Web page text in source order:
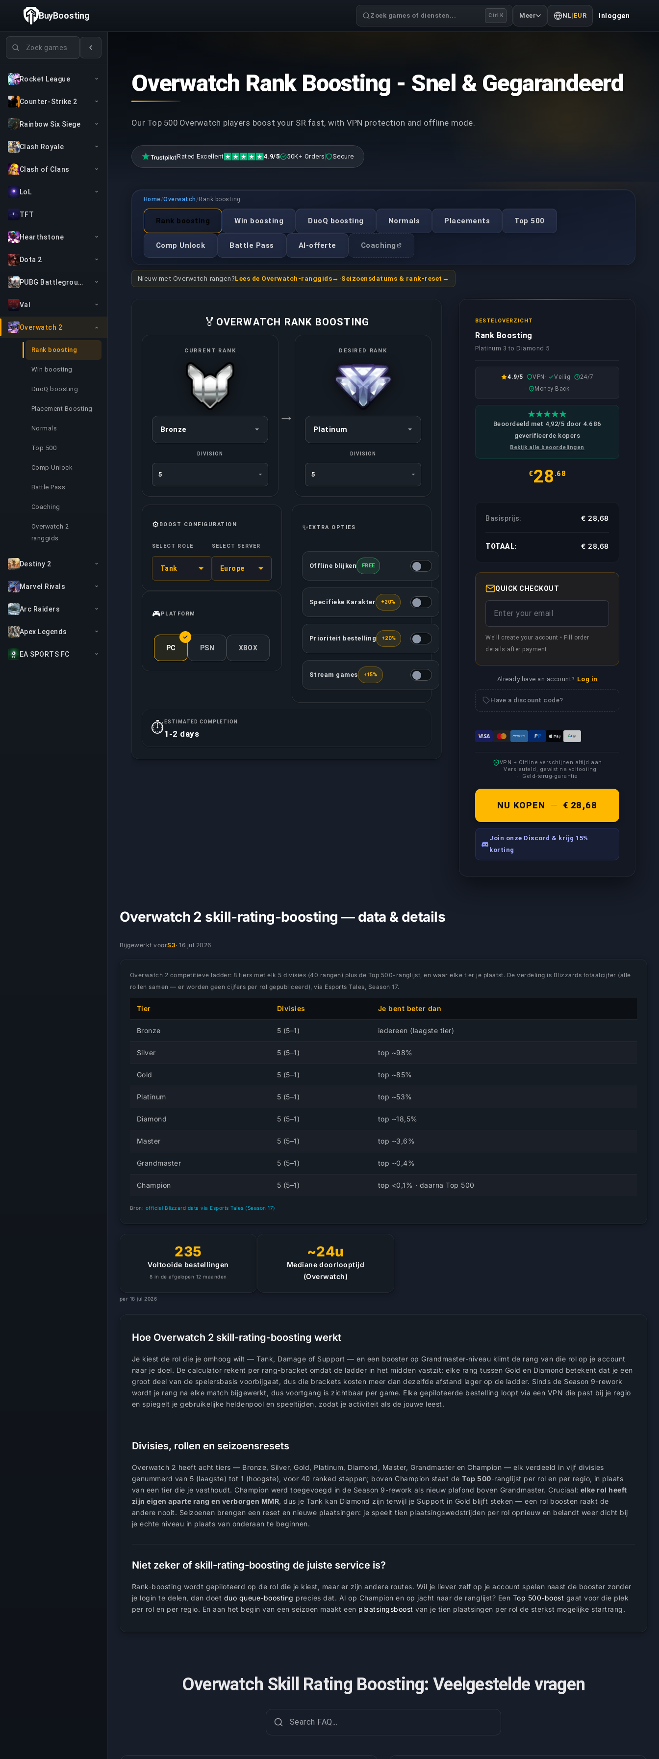
Games zoeken
Rocket League
Counter-Strike 2
Rainbow Six Siege
Clash Royale
Clash of Clans
LoL
TFT
Hearthstone
Dota 2
PUBG Battlegrounds
Val
Overwatch 2
Rank boosting
Win boosting
DuoQ boosting
Placement Boosting
Normals
Top 500
Comp Unlock
Battle Pass
Coaching
Overwatch 2
ranggids
Destiny 2
Marvel Rivals
Arc Raiders
Apex Legends
EA SPORTS FC
BuyBoosting Zoek games of diensten... Ctrl K Meer NL| EUR Inloggen
Overwatch Rank Boosting - Snel & Gegarandeerd
Our Top 500 Overwatch players boost your SR fast, with VPN protection and offline mode.
Rated Excellent 4.9/5 50K+ Orders Secure
Home /Overwatch/ Rank boosting
Rank boosting Win boosting DuoQ boosting Normals Placements Top 500
Comp Unlock Battle Pass AI-offerte Coaching
Nieuw met Overwatch-rangen?Lees de Overwatch-ranggids ·Seizoensdatums & rank-reset
🏅 OVERWATCH RANK BOOSTING
CURRENT RANK
DIVISION
→
DESIRED RANK
DIVISION
⚙️ BOOST CONFIGURATION
SELECT ROLE
Tank
SELECT SERVER
Europe
🎮PLATFORM
PC PSN XBOX
✨EXTRA OPTIES
Deze optie zorgt ervoor dat jouw account offline staat in de chat, zo kunnen jouw vrienden
Offline blijken FREE
Jij mag beslissen welke karakters jouw toegewezen booster zal spelen terwijl hij jouw account
Specifieke Karakter +20%
Deze optie voorziet dat jouw bestelling met hoge prioriteit zal behandeld worden, dus
Prioriteit bestelling +20%
Jouw toegewezen booster zal alle games recorden/live streamen, afhankelijk van jouw
Stream games +15%
⏱️ ESTIMATED COMPLETION
1-2 days
BESTELOVERZICHT
Rank Boosting
Platinum 3 to Diamond 5
4.9/5 VPN Veilig
24/7
Money-Back
Beoordeeld met 4,92/5 door 4.686
geverifieerde kopers
Bekijk alle beoordelingen
€28 .68
Basisprijs: € 28,68
TOTAAL: € 28,68
QUICK CHECKOUT
We'll create your account • Fill order
details after payment
Already have an account? Log in
Have a discount code?
VPN + Offline verschijnen altijd aan
Versleuteld, gewist na voltooiing
Geld-terug-garantie
NU KOPEN — € 28,68
Join onze Discord & krijg 15%
korting
Overwatch 2 skill-rating-boosting — data & details
Bijgewerkt voorS3·16 jul 2026
Overwatch 2 competitieve ladder: 8 tiers met elk 5 divisies (40 rangen) plus de Top 500-ranglijst, en waar elke tier je plaatst. De verdeling is Blizzards totaalcijfer (alle
rollen samen — er worden geen cijfers per rol gepubliceerd), via Esports Tales, Season 17.
Tier Divisies Je bent beter dan
Bronze 5 (5–1) iedereen (laagste tier)
Silver 5 (5–1) top ~98%
Gold 5 (5–1) top ~85%
Platinum 5 (5–1) top ~53%
Diamond 5 (5–1) top ~18,5%
Master 5 (5–1) top ~3,6%
Grandmaster 5 (5–1) top ~0,4%
Champion 5 (5–1) top <0,1% · daarna Top 500
Bron: official Blizzard data via Esports Tales (Season 17)
235
Voltooide bestellingen
8 in de afgelopen 12 maanden
~24u
Mediane doorlooptijd
(Overwatch)
per 18 jul 2026
Hoe Overwatch 2 skill-rating-boosting werkt
Je kiest de rol die je omhoog wilt — Tank, Damage of Support — en een booster op Grandmaster-niveau klimt de rang van die rol op je account
naar je doel. De calculator rekent per rang-bracket omdat de ladder in het midden vastzit: elke rang tussen Gold en Diamond betekent dat je een
groot deel van de spelersbasis voorbijgaat, dus die brackets kosten meer dan dezelfde afstand lager op de ladder. Sinds de Season 9-rework
wordt je rang na elke match bijgewerkt, dus voortgang is zichtbaar per game. Elke gepiloteerde bestelling loopt via een VPN die past bij je regio
en spiegelt je gebruikelijke heldenpool en speeltijden, zodat je activiteit als de jouwe leest.
Divisies, rollen en seizoensresets
Overwatch 2 heeft acht tiers — Bronze, Silver, Gold, Platinum, Diamond, Master, Grandmaster en Champion — elk verdeeld in vijf divisies
genummerd van 5 (laagste) tot 1 (hoogste), voor 40 ranked stappen; boven Champion staat deTop 500-ranglijst per rol en per regio, in plaats
van een tier die je vasthoudt. Champion werd toegevoegd in de Season 9-rework als nieuw plafond boven Grandmaster. Cruciaal: elke rol heeft
zijn eigen aparte rang en verborgen MMR, dus je Tank kan Diamond zijn terwijl je Support in Gold blijft steken — een rol boosten raakt de
andere nooit. Seizoenen brengen een reset en nieuwe plaatsingen: je speelt tien plaatsingswedstrijden per rol opnieuw en belandt weer dicht bij
je echte niveau in plaats van onderaan te beginnen.
Niet zeker of skill-rating-boosting de juiste service is?
Rank-boosting wordt gepiloteerd op de rol die je kiest, maar er zijn andere routes. Wil je liever zelf op je account spelen naast de booster zonder
je login te delen, dan doet duo queue-boosting precies dat. Al op Champion en op jacht naar de ranglijst? Een Top 500-boost gaat voor die plek
per rol en per regio. En aan het begin van een seizoen maakt een plaatsingsboost van je tien plaatsingen per rol de sterkst mogelijke startrang.
Overwatch Skill Rating Boosting: Veelgestelde vragen